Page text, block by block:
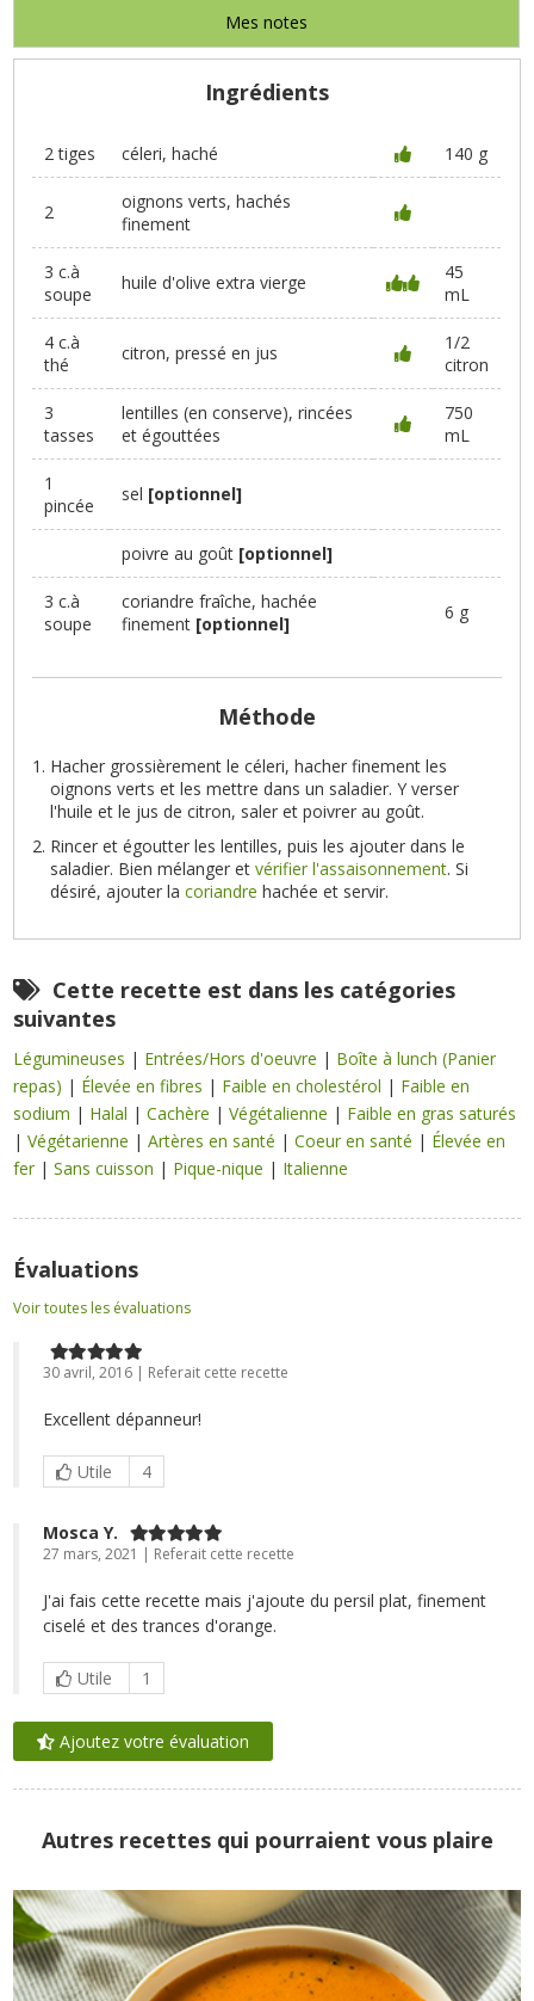
Mes notes
Ingrédients
2 tiges céleri, haché 140 g
2
oignons verts, hachés
finement
3 c.à
soupe
huile d'olive extra vierge
45
mL
4 c.à
thé
citron, pressé en jus
1/2
citron
3
tasses
lentilles (en conserve), rincées
et égouttées
750
mL
1
pincée
sel [optionnel]
poivre au goût [optionnel]
3 c.à
soupe
coriandre fraîche, hachée
finement [optionnel]
6 g
Méthode
Hacher grossièrement le céleri, hacher finement les
oignons verts et les mettre dans un saladier. Y verser
l'huile et le jus de citron, saler et poivrer au goût.
Rincer et égoutter les lentilles, puis les ajouter dans le
saladier. Bien mélanger etvérifier l'assaisonnement. Si
désiré, ajouter lacoriandre hachée et servir.
Cette recette est dans les catégories
suivantes
Légumineuses | Entrées/Hors d'oeuvre | Boîte à lunch (Panier
repas) | Élevée en fibres | Faible en cholestérol | Faible en
sodium | Halal |Cachère |Végétalienne | Faible en gras saturés
|Végétarienne |Artères en santé |Coeur en santé | Élevée en
fer |Sans cuisson | Pique-nique | Italienne
Évaluations
Voir toutes les évaluations
30 avril, 2016 | Referait cette recette
Excellent dépanneur!
Utile 4
Mosca Y.
27 mars, 2021 | Referait cette recette
J'ai fais cette recette mais j'ajoute du persil plat, finement
ciselé et des trances d'orange.
Utile 1
Ajoutez votre évaluation
Autres recettes qui pourraient vous plaire